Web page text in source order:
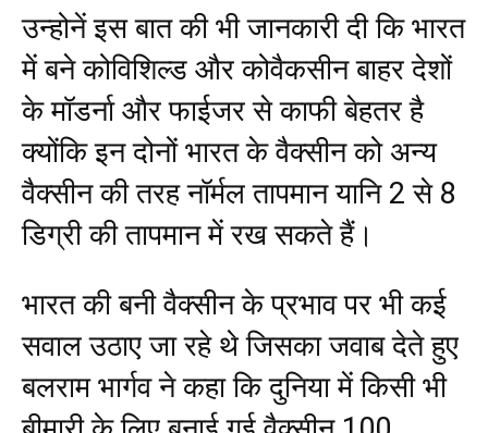
उन्होनें इस बात की भी जानकारी दी कि भारत
में बने कोविशिल्ड और कोवैकसीन बाहर देशों
के मॉडर्ना और फाईजर से काफी बेहतर है
क्योंकि इन दोनों भारत के वैक्सीन को अन्य
वैक्सीन की तरह नॉर्मल तापमान यानि 2 से 8
डिग्री की तापमान में रख सकते हैं।
भारत की बनी वैक्सीन के प्रभाव पर भी कई
सवाल उठाए जा रहे थे जिसका जवाब देते हुए
बलराम भार्गव ने कहा कि दुनिया में किसी भी